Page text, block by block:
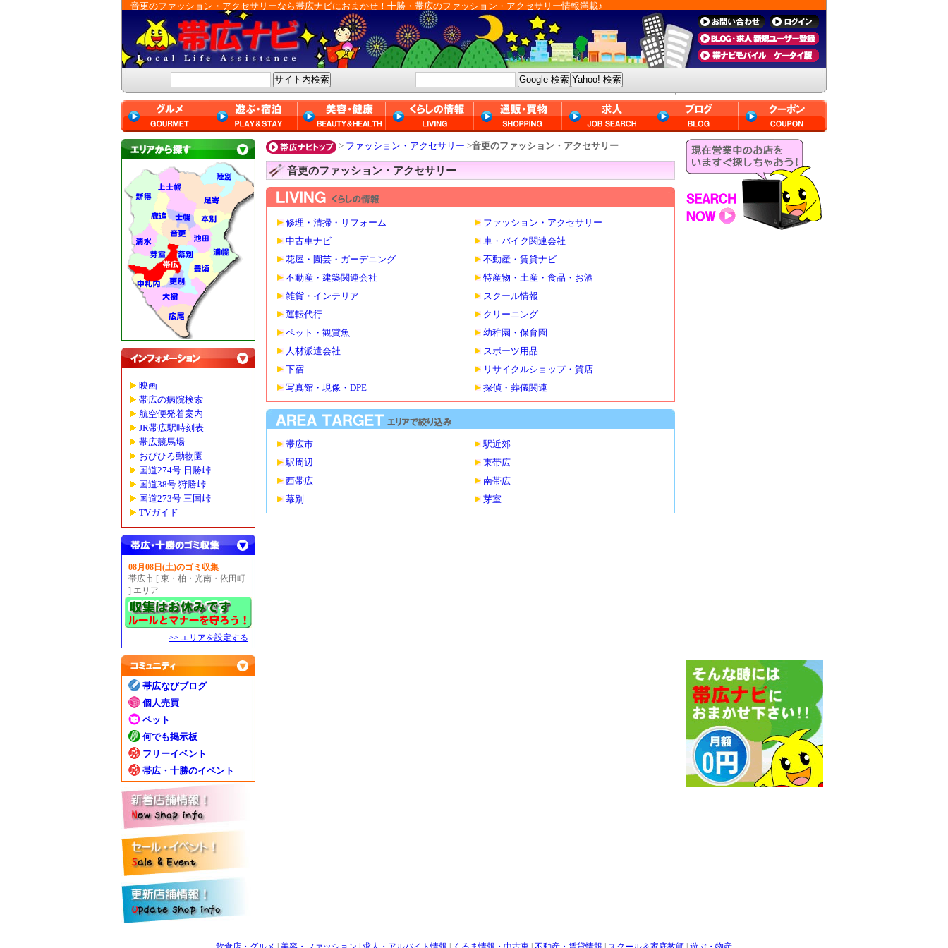
音更のファッション・アクセサリーなら帯広ナビにおまかせ！十勝・帯広のファッション・アクセサリー情報満載♪
映画
帯広の病院検索
航空便発着案内
JR帯広駅時刻表
帯広競馬場
おびひろ動物園
国道274号 日勝峠
国道38号 狩勝峠
国道273号 三国峠
TVガイド
08月08日(土)のゴミ収集
帯広市 [ 東・柏・光南・依田町
] エリア
>> エリアを設定する
帯広なびブログ
個人売買
ペット
何でも掲示板
フリーイベント
帯広・十勝のイベント
> ファッション・アクセサリー >音更のファッション・アクセサリー
音更のファッション・アクセサリー
修理・清掃・リフォーム
ファッション・アクセサリー
中古車ナビ
車・バイク関連会社
花屋・園芸・ガーデニング
不動産・賃貸ナビ
不動産・建築関連会社
特産物・土産・食品・お酒
雑貨・インテリア
スクール情報
運転代行
クリーニング
ペット・観賞魚
幼稚園・保育園
人材派遣会社
スポーツ用品
下宿
リサイクルショップ・質店
写真館・現像・DPE
探偵・葬儀関連
帯広市
駅近郊
駅周辺
東帯広
西帯広
南帯広
幕別
芽室